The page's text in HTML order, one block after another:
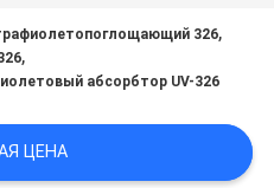
326,
,
абсорбтор UV-326
ЦЕНА